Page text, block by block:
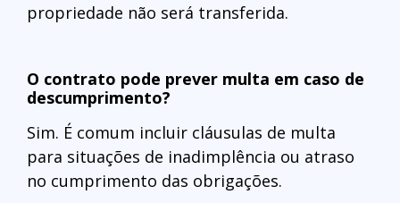
propriedade não será transferida.
O contrato pode prever multa em caso de
descumprimento?
Sim. É comum incluir cláusulas de multa
para situações de inadimplência ou atraso
no cumprimento das obrigações.